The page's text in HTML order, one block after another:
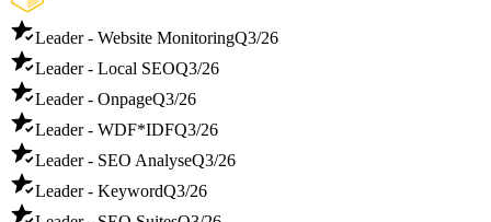
Leader - Website MonitoringQ3/26
Leader - Local SEOQ3/26
Leader - OnpageQ3/26
Leader - WDF*IDFQ3/26
Leader - SEO AnalyseQ3/26
Leader - KeywordQ3/26